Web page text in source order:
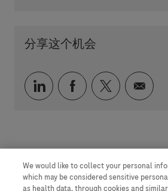
分享这个机会
通过 LinkedIn 分享
通过 faceebook
通过 通
We would like to collect your personal
which may be considered sensitive
as health data, through cookies and